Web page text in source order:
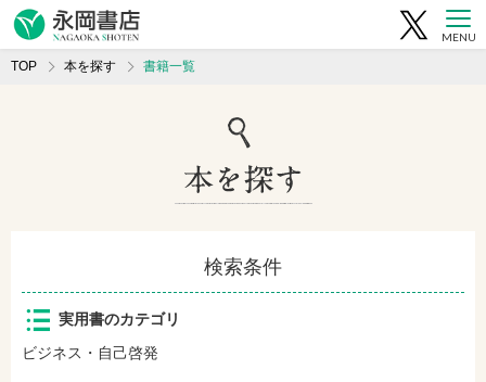
MENU
TOP 本を探す 書籍一覧
検索条件
実用書のカテゴリ
ビジネス・自己啓発